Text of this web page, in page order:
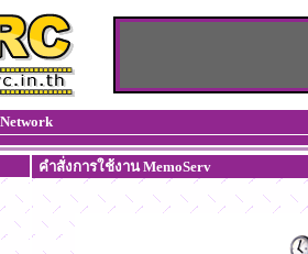
คำสั่งการใช้งาน MemoServ